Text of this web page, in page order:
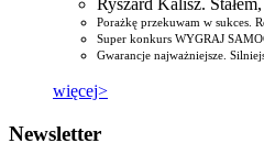
Porażkę przekuwam w sukces.
Super konkurs WYGRAJ
Gwarancje najważniejsze.
więcej>
Newsletter